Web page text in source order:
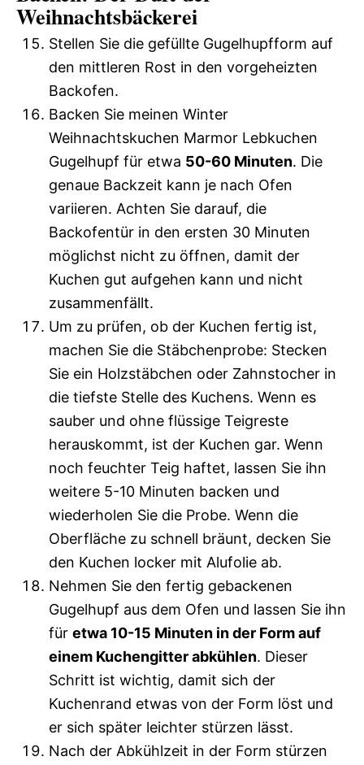
Weihnachtsbäckerei
Stellen Sie die gefüllte Gugelhupfform auf
den mittleren Rost in den vorgeheizten
Backofen.
Backen Sie meinen Winter
Weihnachtskuchen Marmor Lebkuchen
Gugelhupf für etwa 50-60 Minuten. Die
genaue Backzeit kann je nach Ofen
variieren. Achten Sie darauf, die
Backofentür in den ersten 30 Minuten
möglichst nicht zu öffnen, damit der
Kuchen gut aufgehen kann und nicht
zusammenfällt.
Um zu prüfen, ob der Kuchen fertig ist,
machen Sie die Stäbchenprobe: Stecken
Sie ein Holzstäbchen oder Zahnstocher in
die tiefste Stelle des Kuchens. Wenn es
sauber und ohne flüssige Teigreste
herauskommt, ist der Kuchen gar. Wenn
noch feuchter Teig haftet, lassen Sie ihn
weitere 5-10 Minuten backen und
wiederholen Sie die Probe. Wenn die
Oberfläche zu schnell bräunt, decken Sie
den Kuchen locker mit Alufolie ab.
Nehmen Sie den fertig gebackenen
Gugelhupf aus dem Ofen und lassen Sie ihn
für etwa 10-15 Minuten in der Form auf
einem Kuchengitter abkühlen. Dieser
Schritt ist wichtig, damit sich der
Kuchenrand etwas von der Form löst und
er sich später leichter stürzen lässt.
Nach der Abkühlzeit in der Form stürzen